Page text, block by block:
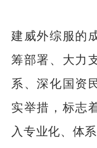
建威外综服的
筹部署、大力
系、深化国资
实举措，标志
入专业化、体